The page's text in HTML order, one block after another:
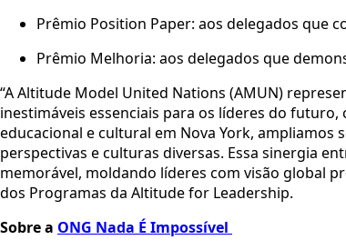
Prêmio Position Paper: aos delegados que
Prêmio Melhoria: aos delegados que
“A Altitude Model United Nations (AMUN)
inestimáveis essenciais para os líderes do
educacional e cultural em Nova York,
perspectivas e culturas diversas. Essa sinergia
memorável, moldando líderes com visão global
dos Programas da Altitude for Leadership.
Sobre a ONG Nada É Impossível